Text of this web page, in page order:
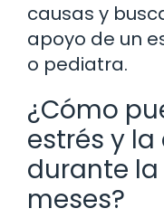
causas y
apoyo de un
o pediatra.
¿Cómo
estrés y
durante la
meses?